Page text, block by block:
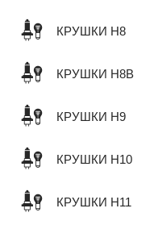
КРУШКИ H8
КРУШКИ H8B
КРУШКИ H9
КРУШКИ H10
КРУШКИ H11